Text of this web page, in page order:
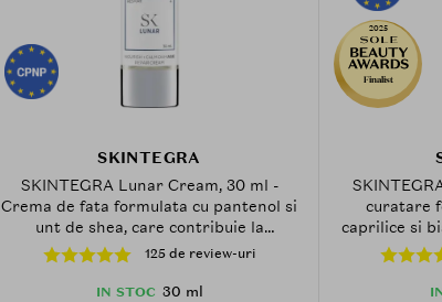
SKINTEGRA
SKINTEGRA Lunar Cream, 30 ml -
Crema de fata formulata cu pantenol si
unt de shea, care contribuie la
hidratarea pielii si la metinerea
confortului cutanat
125 de review-uri
IN STOC 30 ml
2025
Finalist
curatare
caprilice si
curatarea
de pe ten